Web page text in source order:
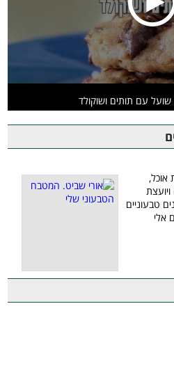
שועל עם תותים ושוקולד
אוכל,
טבעוניים
אלי